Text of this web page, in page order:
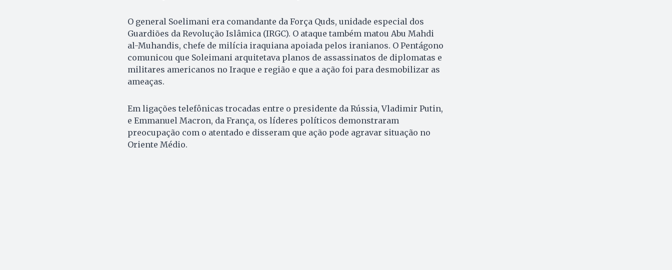
O general Soelimani era comandante da Força Quds, unidade especial dos
Guardiões da Revolução Islâmica (IRGC). O ataque também matou Abu Mahdi
al-Muhandis, chefe de milícia iraquiana apoiada pelos iranianos. O Pentágono
comunicou que Soleimani arquitetava planos de assassinatos de diplomatas e
militares americanos no Iraque e região e que a ação foi para desmobilizar as
ameaças.
Em ligações telefônicas trocadas entre o presidente da Rússia, Vladimir Putin,
e Emmanuel Macron, da França, os líderes políticos demonstraram
preocupação com o atentado e disseram que ação pode agravar situação no
Oriente Médio.